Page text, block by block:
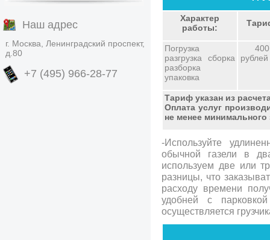
Наш адрес
г. Москва, Ленинградский проспект,
д.80
+7 (495) 966-28-77
Характер
работы:
Погрузка
разгрузка сборка
разборка
упаковка
400
рублей
Тариф указан из
Оплата услуг
не менее минимального
-Используйте
обычной газели в
используем две или
разницы, что
расходу времени
удобней с
осуществляется